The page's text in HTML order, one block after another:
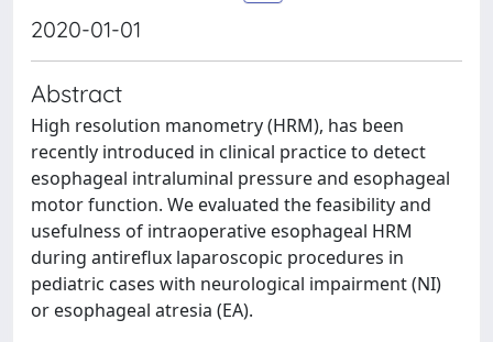
2020-01-01
Abstract
High resolution manometry (HRM), has been
recently introduced in clinical practice to detect
esophageal intraluminal pressure and esophageal
motor function. We evaluated the feasibility and
usefulness of intraoperative esophageal HRM
during antireflux laparoscopic procedures in
pediatric cases with neurological impairment (NI)
or esophageal atresia (EA).